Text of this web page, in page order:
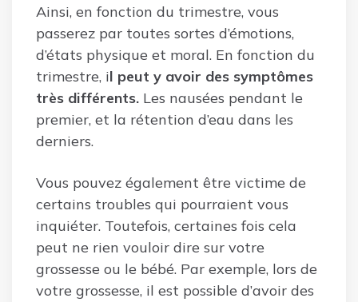
Ainsi, en fonction du trimestre, vous
passerez par toutes sortes d’émotions,
d’états physique et moral. En fonction du
trimestre, il peut y avoir des symptômes
très différents. Les nausées pendant le
premier, et la rétention d’eau dans les
derniers.
Vous pouvez également être victime de
certains troubles qui pourraient vous
inquiéter. Toutefois, certaines fois cela
peut ne rien vouloir dire sur votre
grossesse ou le bébé. Par exemple, lors de
votre grossesse, il est possible d’avoir des